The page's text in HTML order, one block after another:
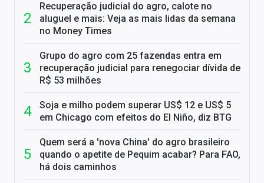
Recuperação judicial do agro, calote no
aluguel e mais: Veja as mais lidas da semana
no Money Times
Grupo do agro com 25 fazendas entra em
recuperação judicial para renegociar dívida de
R$ 53 milhões
Soja e milho podem superar US$ 12 e US$ 5
em Chicago com efeitos do El Niño, diz BTG
Quem será a 'nova China' do agro brasileiro
quando o apetite de Pequim acabar? Para FAO,
há dois caminhos